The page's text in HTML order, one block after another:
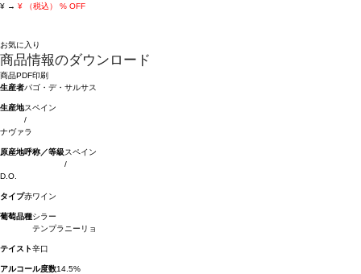
¥ → ¥ （税込） % OFF
お気に入り
商品情報のダウンロード
商品PDF印刷
生産者パゴ・デ・サルサス
生産地スペイン
/
ナヴァラ
原産地呼称／等級スペイン
/
D.O.
タイプ赤ワイン
葡萄品種シラー
テンプラニーリョ
テイスト辛口
アルコール度数14.5%